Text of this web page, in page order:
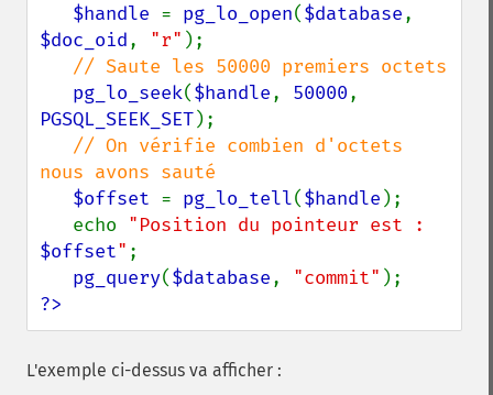
$handle = pg_lo_open($database
$doc_oid, "r" );
// Saute les 50000 premiers octets
pg_lo_seek($handle, 50000
PGSQL_SEEK_SET);
// On vérifie combien d'octets
nous avons sauté
$offset = pg_lo_tell($handle );
   echo
$offset" ;
pg_query($database, "commit"
?>
L'exemple ci-dessus va afficher :